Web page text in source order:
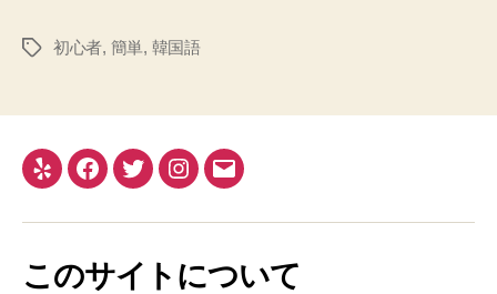
タ
初心者, 簡単, 韓国語
Yelp Facebook
TwitterInstagram
メ
このサイトについて